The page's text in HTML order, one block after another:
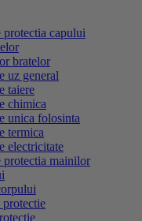
protectia capului
bratelor
uz general
taiere
chimica
unica folosinta
termica
electricitate
protectia mainilor